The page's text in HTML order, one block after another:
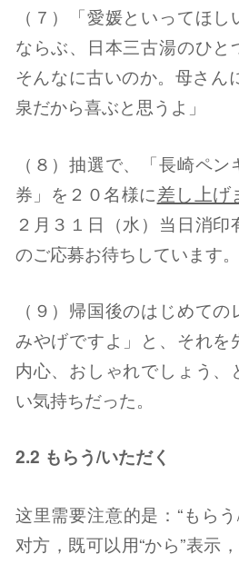
（７）「愛媛といってほ
ならぶ、日本三古湯のひと
そんなに古いのか。母さん
泉だから喜ぶと思うよ」
（８）抽選で、「長崎ペ
券」を２０名様に差し上げ
２月３１日（水）当日消
のご応募お待ちしています。
（９）帰国後のはじめて
みやげですよ」と、それを
内心、おしゃれでしょう、
い気持ちだった。
2.2 もらう/いただく
这里需要注意的是：“もら
对方，既可以用“から”表示，